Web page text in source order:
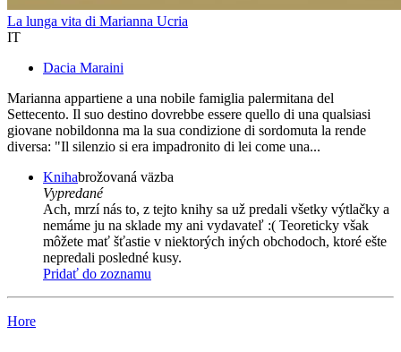
La lunga vita di Marianna Ucria
IT
Dacia Maraini
Marianna appartiene a una nobile famiglia palermitana del
Settecento. Il suo destino dovrebbe essere quello di una qualsiasi
giovane nobildonna ma la sua condizione di sordomuta la rende
diversa: "Il silenzio si era impadronito di lei come una...
Knihabrožovaná väzba
Vypredané
Ach, mrzí nás to, z tejto knihy sa už predali všetky výtlačky a
nemáme ju na sklade my ani vydavateľ :( Teoreticky však
môžete mať šťastie v niektorých iných obchodoch, ktoré ešte
nepredali posledné kusy.
Pridať do zoznamu
Hore